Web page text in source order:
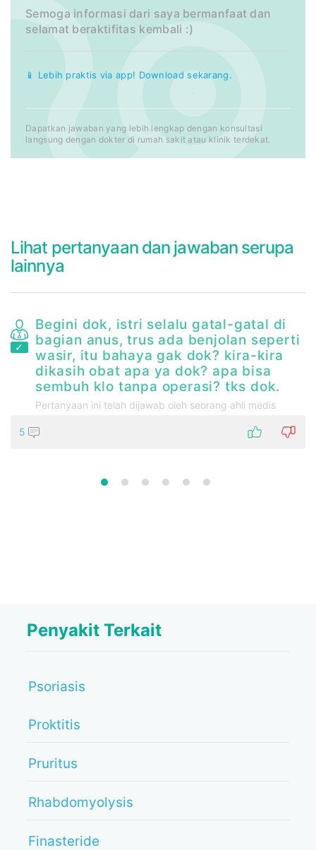
Semoga informasi dari saya bermanfaat dan
selamat beraktifitas kembali :)
📱 Lebih praktis via app! Download sekarang.
Dapatkan jawaban yang lebih lengkap dengan konsultasi
langsung dengan dokter di rumah sakit atau klinik terdekat.
Lihat pertanyaan dan jawaban serupa
lainnya
Begini dok, istri selalu gatal-gatal di
bagian anus, trus ada benjolan seperti
wasir, itu bahaya gak dok? kira-kira
dikasih obat apa ya dok? apa bisa
sembuh klo tanpa operasi? tks dok.
Pertanyaan ini telah dijawab oleh seorang ahli medis
5
Penyakit Terkait
Psoriasis
Proktitis
Pruritus
Rhabdomyolysis
Finasteride